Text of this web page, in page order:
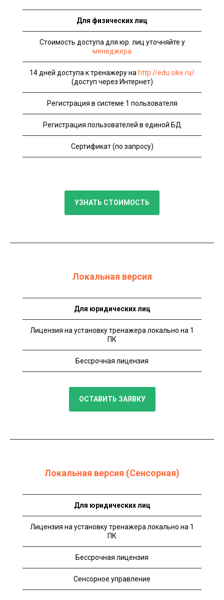
Для физических лиц
Стоимость доступа для юр. лиц уточняйте у
менеджера
14 дней доступа к тренажеру на http://edu.sike.ru/
(доступ через Интернет)
Регистрация в системе 1 пользователя
Регистрация пользователей в единой БД
Сертификат (по запросу)
УЗНАТЬ СТОИМОСТЬ
Локальная версия
Для юридических лиц
Лицензия на установку тренажера локально на 1
ПК
Бессрочная лицензия
ОСТАВИТЬ ЗАЯВКУ
Локальная версия (Сенсорная)
Для юридических лиц
Лицензия на установку тренажера локально на 1
ПК
Бессрочная лицензия
Сенсорное управление